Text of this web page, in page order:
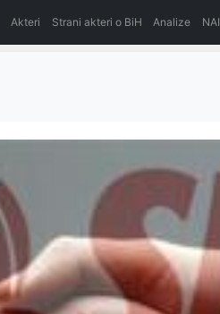
Akteri Strani akteri o BiH Analize NAI